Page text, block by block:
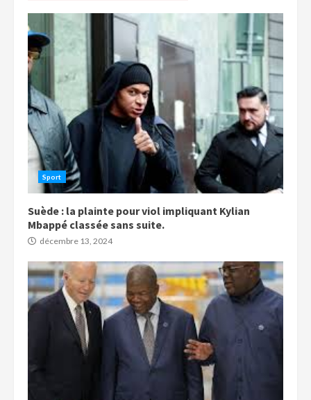
Sport
Suède : la plainte pour viol impliquant Kylian
Mbappé classée sans suite.
décembre 13, 2024